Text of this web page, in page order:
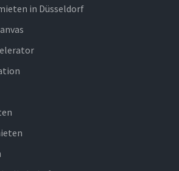
in Düsseldorf